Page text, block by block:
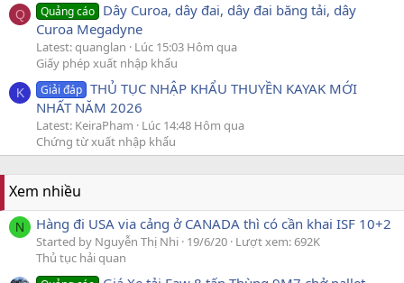
Q Quảng cáo Dây Curoa, dây đai, dây đai băng tải, dây
Curoa Megadyne
Latest: quanglan
Lúc 15:03 Hôm qua
Giấy phép xuất nhập khẩu
K Giải đáp THỦ TỤC NHẬP KHẨU THUYỀN KAYAK MỚI
NHẤT NĂM 2026
Latest: KeiraPham
Lúc 14:48 Hôm qua
Chứng từ xuất nhập khẩu
Xem nhiều
N Hàng đi USA via cảng ở CANADA thì có cần khai ISF 10+2
Started by Nguyễn Thị Nhi 19/6/20 Lượt xem: 692K
Thủ tục hải quan